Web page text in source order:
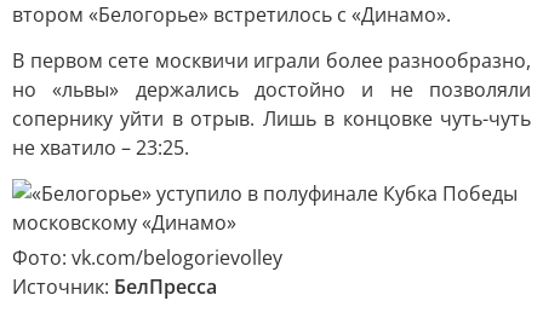
втором «Белогорье» встретилось с «Динамо».
В первом сете москвичи играли более разнообразно,
но «львы» держались достойно и не позволяли
сопернику уйти в отрыв. Лишь в концовке чуть-чуть
не хватило – 23:25.
Фото: vk.com/belogorievolley
Источник: БелПресса